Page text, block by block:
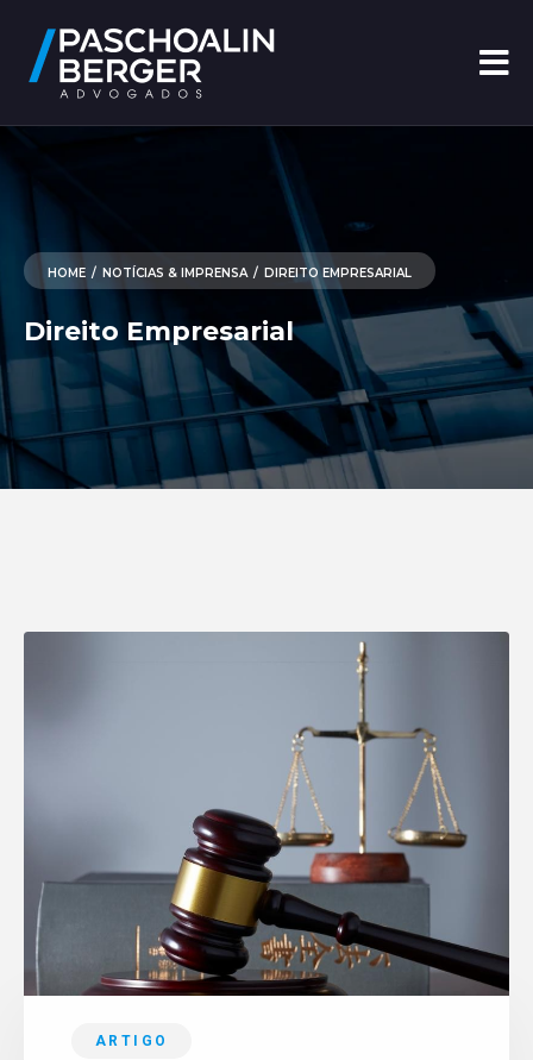
HOME / NOTÍCIAS & IMPRENSA / DIREITO EMPRESARIAL
Direito Empresarial
ARTIGO